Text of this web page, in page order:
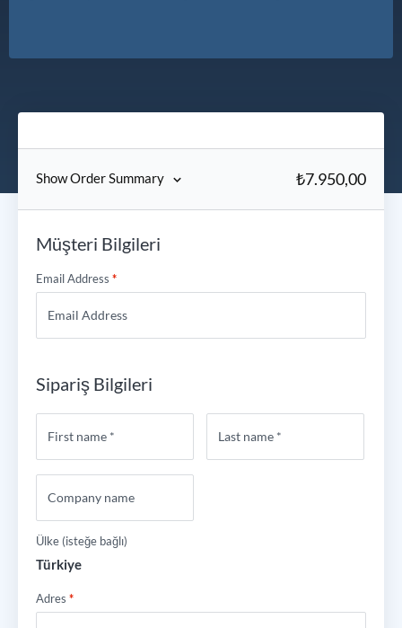
Show Order Summary ₺7.950,00
Müşteri Bilgileri
Email Address *
Sipariş Bilgileri
Ülke (isteğe bağlı)
Türkiye
Adres *